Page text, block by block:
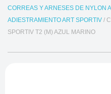
CORREAS Y ARNESES DE NYLON
ADIESTRAMIENTO ART SPORTIV/
SPORTIV T2 (M) AZUL MARINO